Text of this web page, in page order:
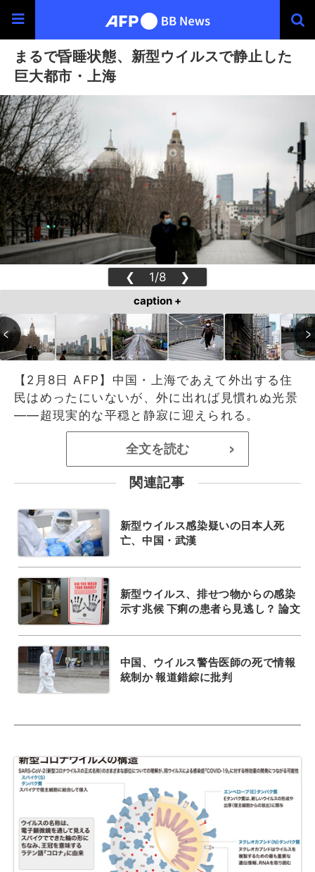
まるで昏睡状態、新型ウイルスで静止した
巨大都市・上海
❮ 1/8 ❯
caption +
【2月8日 AFP】中国・上海であえて外出する住
民はめったにいないが、外に出れば見慣れぬ光景
――超現実的な平穏と静寂に迎えられる。
全文を読む >
関連記事
新型ウイルス感染疑いの日本人死
亡、中国・武漢
新型ウイルス、排せつ物からの感染
示す兆候 下痢の患者ら見逃し？ 論文
中国、ウイルス警告医師の死で情報
統制か 報道錯綜に批判